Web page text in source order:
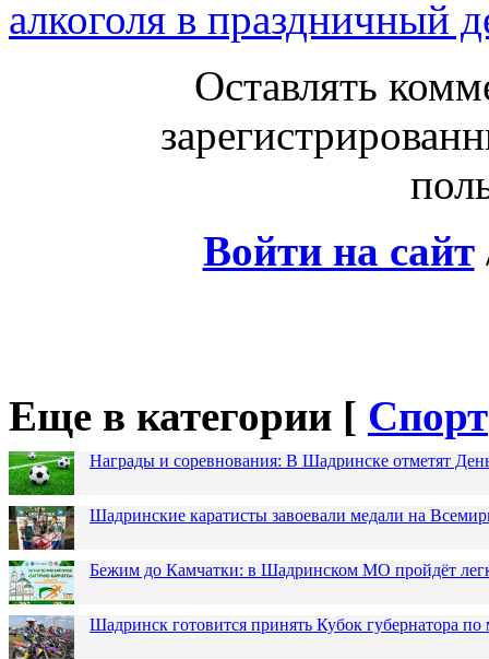
алкоголя в праздничный
Оставлять
Войти на сайт
Еще в категории [ Спорт
Награды и соревнования: В Шадринске отметят
Шадринские каратисты завоевали медали на
Бежим до Камчатки: в Шадринском МО пройдёт
Шадринск готовится принять Кубок губернатора по